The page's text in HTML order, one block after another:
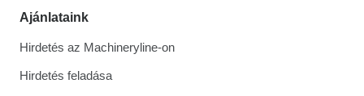
Ajánlataink
Hirdetés az Machineryline-on
Hirdetés feladása